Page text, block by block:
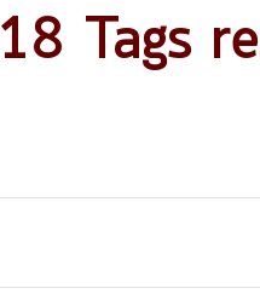
18 Tags